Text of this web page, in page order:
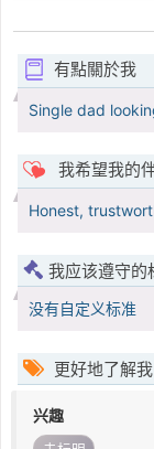
有點關於我
Single dad
我希望我的
Honest,
我应该遵守的
没有自定义标准
更好地了解我
兴趣